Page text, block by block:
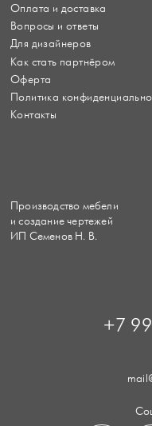
Оплата и доставка
Вопросы и ответы
Для дизайнеров
Как стать партнёром
Оферта
Политика
Контакты
Производство мебели
и создание чертежей
ИП Семенов Н. В.
+7